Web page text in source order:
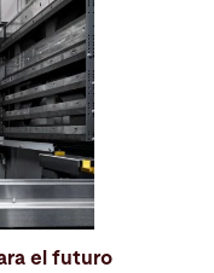
el futuro